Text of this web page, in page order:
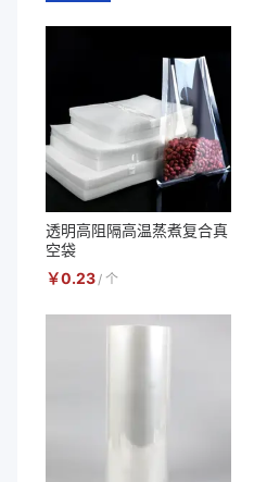
透明高阻隔高温蒸煮复合真
空袋
￥0.23 / 个